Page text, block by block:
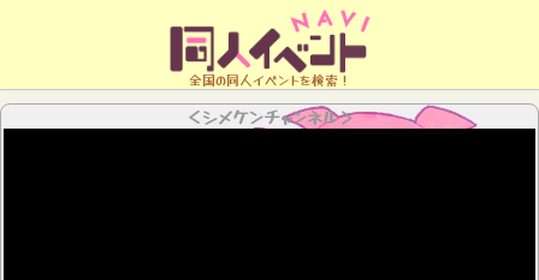
全国の同人イベントを検索！
＜シメケンチャンネル＞